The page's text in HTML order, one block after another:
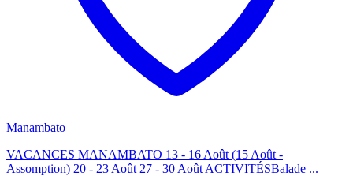
Manambato
VACANCES MANAMBATO 13 - 16 Août (15 Août -
Assomption) 20 - 23 Août 27 - 30 Août ACTIVITÉSBalade ...